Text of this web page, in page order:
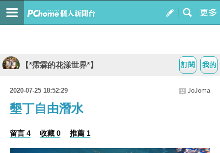
我的
訂閱
【*霈霖的花漾世界*】
2020-07-25 18:52:29 JoJoma
墾丁自由潛水
留言 4 收藏 0 推薦 1